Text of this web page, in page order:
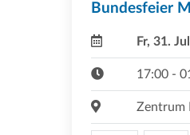
Bundesfeier
Fr, 31.
17:00 -
Zentrum